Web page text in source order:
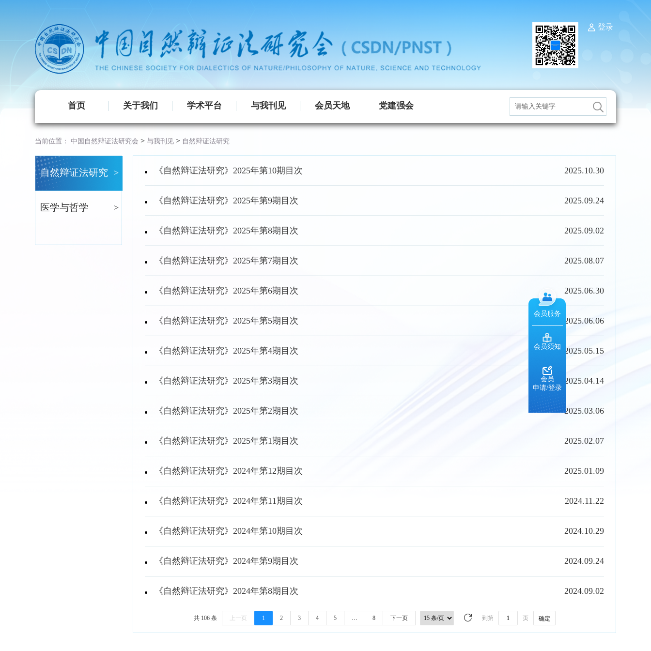
登录
首页 关于我们 学术平台 与我刊见 会员天地 党建强会
当前位置： 中国自然辩证法研究会 > 与我刊见 > 自然辩证法研究
自然辩证法研究 >
医学与哲学 >
《自然辩证法研究》2025年第10期目次 2025.10.30
《自然辩证法研究》2025年第9期目次 2025.09.24
《自然辩证法研究》2025年第8期目次 2025.09.02
《自然辩证法研究》2025年第7期目次 2025.08.07
《自然辩证法研究》2025年第6期目次 2025.06.30
《自然辩证法研究》2025年第5期目次 2025.06.06
《自然辩证法研究》2025年第4期目次 2025.05.15
《自然辩证法研究》2025年第3期目次 2025.04.14
《自然辩证法研究》2025年第2期目次 2025.03.06
《自然辩证法研究》2025年第1期目次 2025.02.07
《自然辩证法研究》2024年第12期目次 2025.01.09
《自然辩证法研究》2024年第11期目次 2024.11.22
《自然辩证法研究》2024年第10期目次 2024.10.29
《自然辩证法研究》2024年第9期目次 2024.09.24
《自然辩证法研究》2024年第8期目次 2024.09.02
共 106 条 上一页 1 2 3 4 5 … 8 下一页 到第 页 确定
会员服务
会员须知
会员
申请/登录